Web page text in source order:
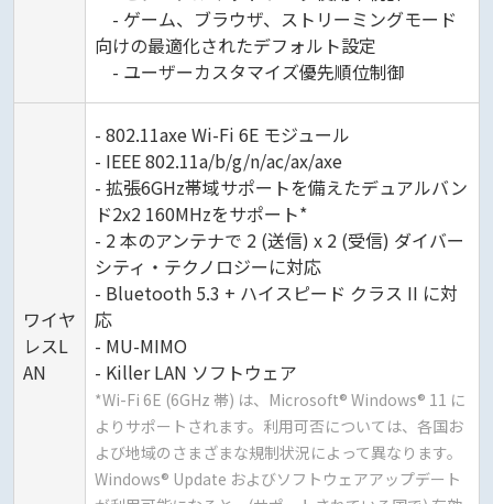
- ゲーム、ブラウザ、ストリーミングモード
向けの最適化されたデフォルト設定
- ユーザーカスタマイズ優先順位制御
ワイヤ
レスL
AN
- 802.11axe Wi-Fi 6E モジュール
- IEEE 802.11a/b/g/n/ac/ax/axe
- 拡張6GHz帯域サポートを備えたデュアルバン
ド2x2 160MHzをサポート*
- 2 本のアンテナで 2 (送信) x 2 (受信) ダイバー
シティ・テクノロジーに対応
- Bluetooth 5.3 + ハイスピード クラス II に対
応
- MU-MIMO
- Killer LAN ソフトウェア
*Wi-Fi 6E (6GHz 帯) は、Microsoft® Windows® 11 に
よりサポートされます。利用可否については、各国お
よび地域のさまざまな規制状況によって異なります。
Windows® Update およびソフトウェアアップデート